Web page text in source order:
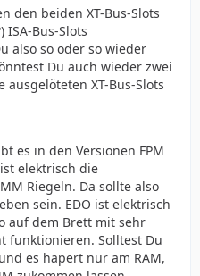
den beiden XT-Bus-Slots
ISA-Bus-Slots
also so oder so wieder
Du auch wieder zwei
ausgelöteten XT-Bus-Slots
es in den Versionen FPM
ist elektrisch die
Riegeln. Da sollte also
sein. EDO ist elektrisch
auf dem Brett mit sehr
funktionieren. Solltest Du
es hapert nur am RAM,